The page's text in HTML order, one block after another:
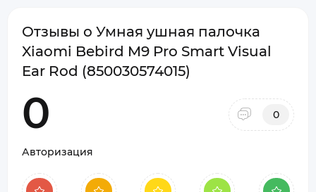
Отзывы о Умная ушная палочка
Xiaomi Bebird M9 Pro Smart Visual
Ear Rod (850030574015)
0 0
Авторизация